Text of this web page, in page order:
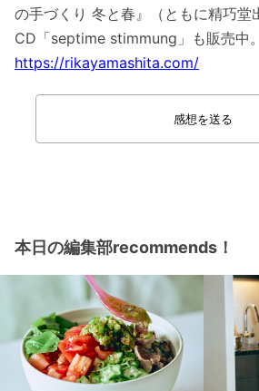
の手づくり 冬と春』（ともに精巧堂
CD「septime stimmung」も販売中。
https://rikayamashita.com/
感想を送る
本日の編集部recommends！